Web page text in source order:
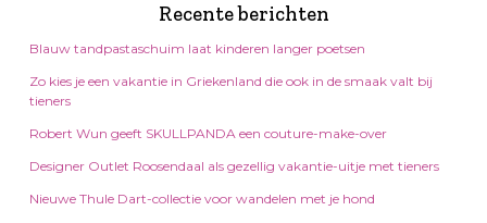
Recente berichten
Blauw tandpastaschuim laat kinderen langer poetsen
Zo kies je een vakantie in Griekenland die ook in de smaak valt bij
tieners
Robert Wun geeft SKULLPANDA een couture-make-over
Designer Outlet Roosendaal als gezellig vakantie-uitje met tieners
Nieuwe Thule Dart-collectie voor wandelen met je hond